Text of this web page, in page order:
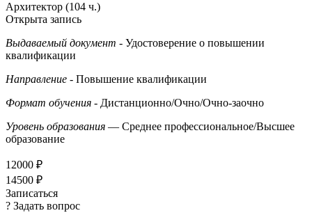
Архитектор (104 ч.)
Открыта запись
Выдаваемый документ - Удостоверение о повышении
квалификации
Направление - Повышение квалификации
Формат обучения - Дистанционно/Очно/Очно-заочно
Уровень образования — Среднее профессиональное/Высшее
образование
12000 ₽
14500 ₽
Записаться
? Задать вопрос